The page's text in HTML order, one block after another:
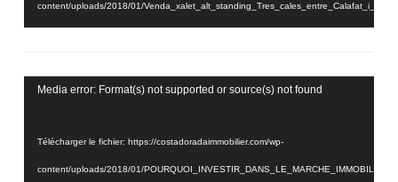
content/uploads/2018/01/
Lecteur
Media error: Format(s) not supported or source(s) not found
Télécharger le fichier: https://costadoradaimmobilier.com/wp-
content/uploads/2018/01/